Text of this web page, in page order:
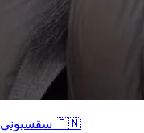
whereisemma09 - سقسيوني على الزواج في الصين 🇨🇳